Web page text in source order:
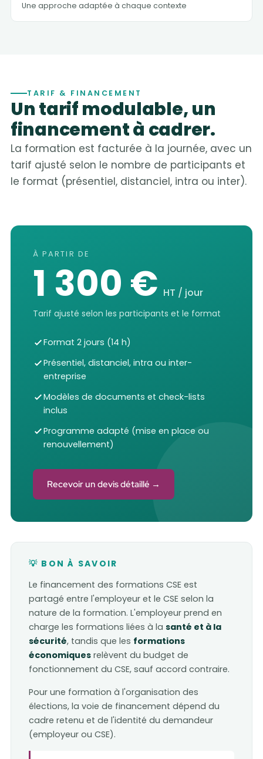
Une approche adaptée à chaque contexte
TARIF & FINANCEMENT
Un tarif modulable, un
financement à cadrer.
La formation est facturée à la journée, avec un
tarif ajusté selon le nombre de participants et
le format (présentiel, distanciel, intra ou inter).
À PARTIR DE
1 300 € HT / jour
Tarif ajusté selon les participants et le format
Format 2 jours (14 h)
Présentiel, distanciel, intra ou inter-
entreprise
Modèles de documents et check-lists
inclus
Programme adapté (mise en place ou
renouvellement)
Recevoir un devis détaillé →
💡 BON À SAVOIR
Le financement des formations CSE est
partagé entre l'employeur et le CSE selon la
nature de la formation. L'employeur prend en
charge les formations liées à la santé et à la
sécurité, tandis que les formations
économiques relèvent du budget de
fonctionnement du CSE, sauf accord contraire.
Pour une formation à l'organisation des
élections, la voie de financement dépend du
cadre retenu et de l'identité du demandeur
(employeur ou CSE).